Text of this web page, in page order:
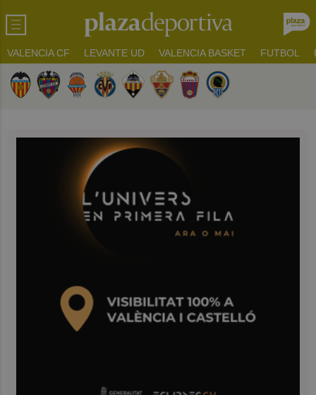
VALENCIA CF LEVANTE UD VALENCIA BASKET FUTBOL